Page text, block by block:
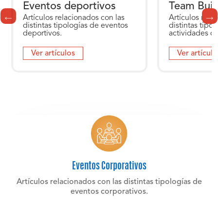
Eventos deportivos
Artículos relacionados con las
distintas tipologías de eventos
deportivos.
Ver artículos
Team
Artículos
distintas
actividades de
Ver artículos
Eventos Corporativos
Artículos relacionados con las distintas tipologías de
eventos corporativos.